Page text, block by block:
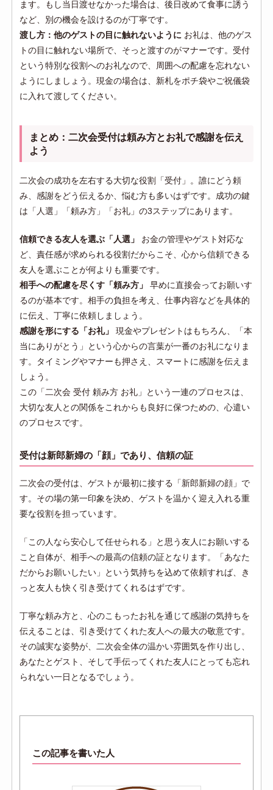
ます。もし当日渡せなかった場合は、後日改めて食事に誘う
など、別の機会を設けるのが丁寧です。
渡し方：他のゲストの目に触れないように お礼は、他のゲス
トの目に触れない場所で、そっと渡すのがマナーです。受付
という特別な役割へのお礼なので、周囲への配慮を忘れない
ようにしましょう。現金の場合は、新札をポチ袋やご祝儀袋
に入れて渡してください。
まとめ：二次会受付は頼み方とお礼で感謝を伝え
よう
二次会の成功を左右する大切な役割「受付」。誰にどう頼
み、感謝をどう伝えるか、悩む方も多いはずです。成功の鍵
は「人選」「頼み方」「お礼」の3ステップにあります。
信頼できる友人を選ぶ「人選」
お金の管理やゲスト対応な
ど、責任感が求められる役割だからこそ、心から信頼できる
友人を選ぶことが何よりも重要です。
相手への配慮を尽くす「頼み方」
早めに直接会ってお願いす
るのが基本です。相手の負担を考え、仕事内容などを具体的
に伝え、丁寧に依頼しましょう。
感謝を形にする「お礼」
現金やプレゼントはもちろん、「本
当にありがとう」という心からの言葉が一番のお礼になりま
す。タイミングやマナーも押さえ、スマートに感謝を伝えま
しょう。
この「二次会 受付 頼み方 お礼」という一連のプロセスは、
大切な友人との関係をこれからも良好に保つための、心遣い
のプロセスです。
受付は新郎新婦の「顔」であり、信頼の証
二次会の受付は、ゲストが最初に接する「新郎新婦の顔」で
す。その場の第一印象を決め、ゲストを温かく迎え入れる重
要な役割を担っています。
「この人なら安心して任せられる」と思う友人にお願いする
こと自体が、相手への最高の信頼の証となります。「あなた
だからお願いしたい」という気持ちを込めて依頼すれば、き
っと友人も快く引き受けてくれるはずです。
丁寧な頼み方と、心のこもったお礼を通じて感謝の気持ちを
伝えることは、引き受けてくれた友人への最大の敬意です。
その誠実な姿勢が、二次会全体の温かい雰囲気を作り出し、
あなたとゲスト、そして手伝ってくれた友人にとっても忘れ
られない一日となるでしょう。
この記事を書いた人